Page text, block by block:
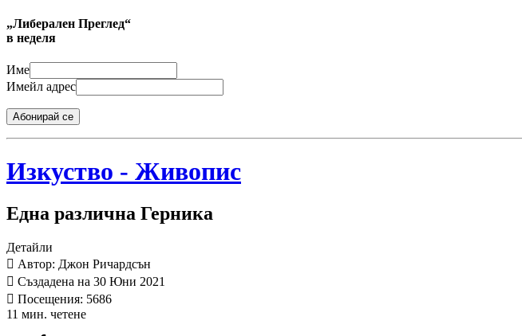
„Либерален Преглед“
в неделя
Име
Имейл адрес
Абонирай се
Изкуство - Живопис
Една различна Герника
Детайли
Автор: Джон Ричардсън
Създадена на 30 Юни 2021
Посещения: 5686
11 мин. четене